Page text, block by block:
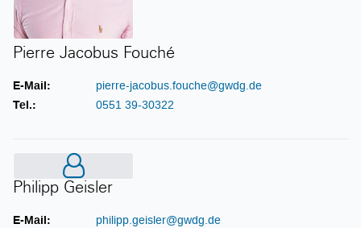
Pierre Jacobus Fouché
E-Mail:
pierre-jacobus.fouche@gwdg.de
Tel.:
0551 39-30322
Philipp Geisler
Philipp Geisler
E-Mail:
philipp.geisler@gwdg.de